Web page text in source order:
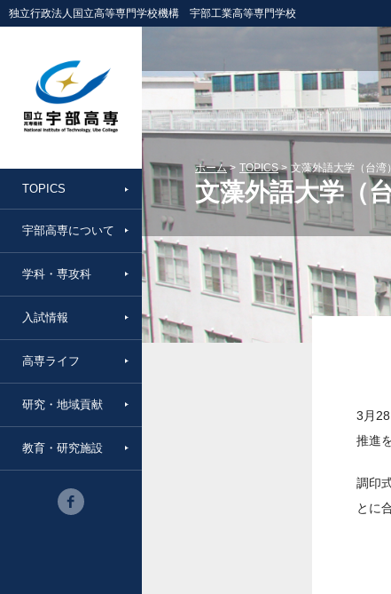
独立行政法人国立高等専門学校機構 宇部工業高等専門学校
TOPICS
宇部高専について
学科・専攻科
入試情報
高専ライフ
研究・地域貢献
教育・研究施設
ホーム TOPICS 文藻外語大学（台湾
文藻外語大学（
3月
推進
調印
とに